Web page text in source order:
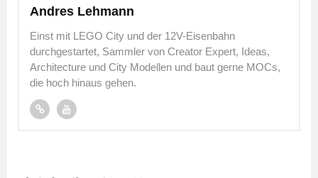
Andres Lehmann
Einst mit LEGO City und der 12V-Eisenbahn
durchgestartet, Sammler von Creator Expert, Ideas,
Architecture und City Modellen und baut gerne MOCs,
die hoch hinaus gehen.